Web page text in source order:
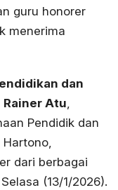
guru honorer
menerima
dan
Rainer Atu,
Pendidik dan
Hartono,
dari berbagai
(13/1/2026).